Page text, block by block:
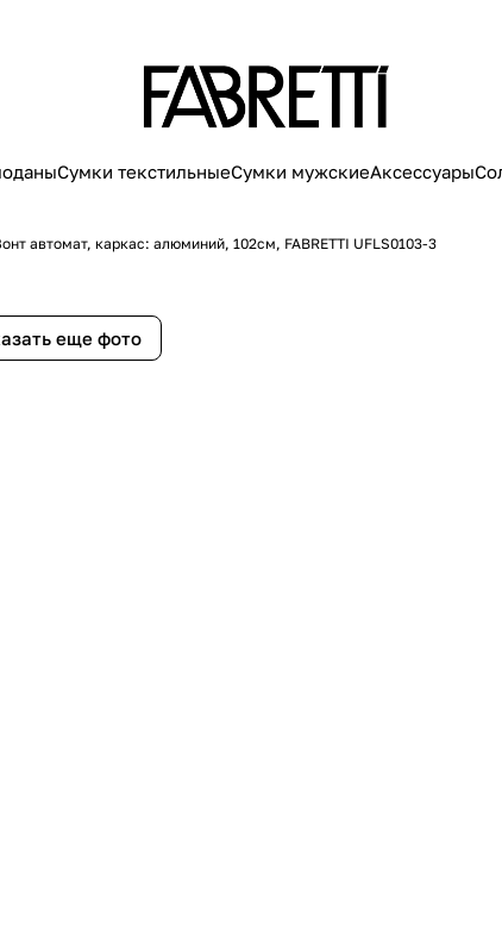
Сумки текстильныеСумки мужскиеАксессуары
автомат, каркас: алюминий, 102см, FABRETTI UFLS0103-3
еще фото